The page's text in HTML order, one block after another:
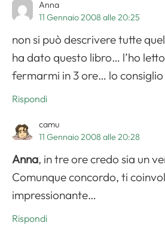
Anna
11 Gennaio 2008 alle 20:25
non si può descrivere tutte
ha dato questo libro… l’ho
fermarmi in 3 ore… lo
Rispondi
camu
11 Gennaio 2008 alle 20:28
Anna, in tre ore credo sia un
Comunque concordo, ti
impressionante…
Rispondi